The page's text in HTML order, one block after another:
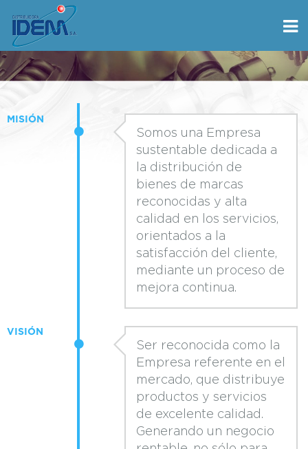
MISIÓN
Somos una Empresa
sustentable dedicada a
la distribución de
bienes de marcas
reconocidas y alta
calidad en los servicios,
orientados a la
satisfacción del cliente,
mediante un proceso de
mejora continua.
VISIÓN
Ser reconocida como la
Empresa referente en el
mercado, que distribuye
productos y servicios
de excelente calidad.
Generando un negocio